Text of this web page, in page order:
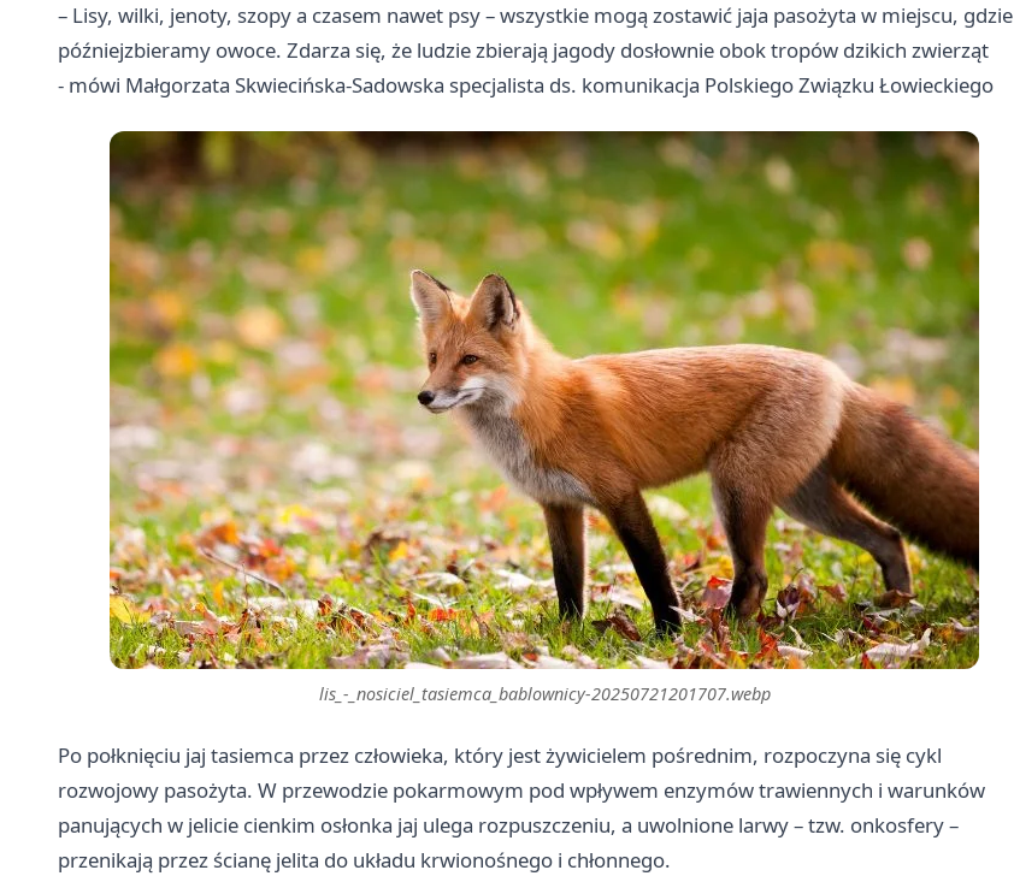
– Lisy, wilki, jenoty, szopy a czasem nawet psy – wszystkie mogą zostawić jaja pasożyta w miejscu, gdzie
późniejzbieramy owoce. Zdarza się, że ludzie zbierają jagody dosłownie obok tropów dzikich zwierząt
- mówi Małgorzata Skwiecińska-Sadowska specjalista ds. komunikacja Polskiego Związku Łowieckiego
lis_-_nosiciel_tasiemca_bablownicy-20250721201707.webp
Po połknięciu jaj tasiemca przez człowieka, który jest żywicielem pośrednim, rozpoczyna się cykl
rozwojowy pasożyta. W przewodzie pokarmowym pod wpływem enzymów trawiennych i warunków
panujących w jelicie cienkim osłonka jaj ulega rozpuszczeniu, a uwolnione larwy – tzw. onkosfery –
przenikają przez ścianę jelita do układu krwionośnego i chłonnego.